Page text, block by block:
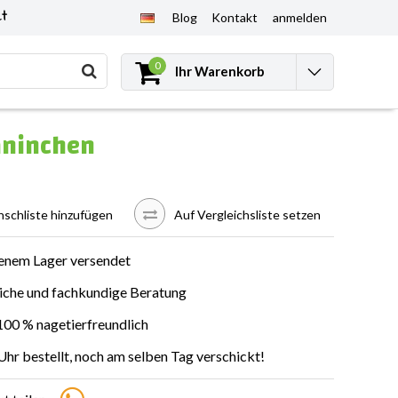
Blog Kontakt anmelden
0 Ihr Warenkorb
hinzufügen Auf Vergleichsliste setzen
Lager versendet
und fachkundige Beratung
% nagetierfreundlich
bestellt, noch am selben Tag verschickt!